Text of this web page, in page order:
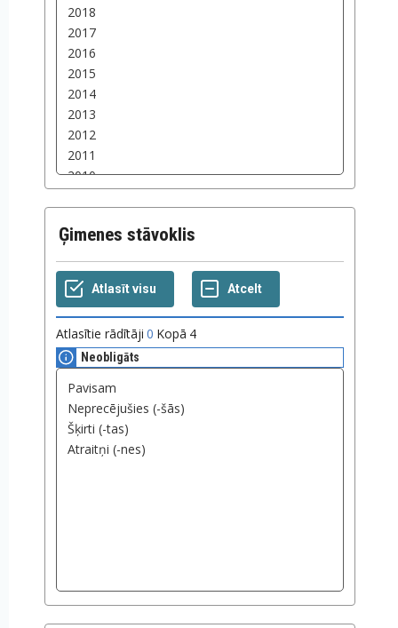
Ģimenes stāvoklis
Atlasītie rādītāji 0 Kopā 4
Neobligāts